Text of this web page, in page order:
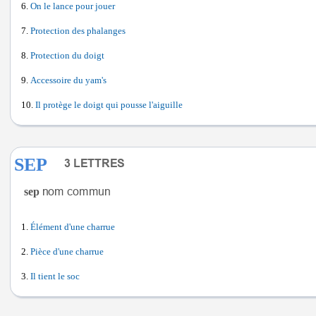
On le lance pour jouer
Protection des phalanges
Protection du doigt
Accessoire du yam's
Il protège le doigt qui pousse l'aiguille
SEP
sep
Élément d'une charrue
Pièce d'une charrue
Il tient le soc